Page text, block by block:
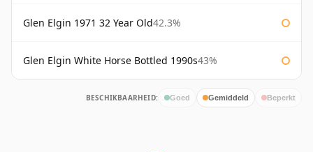
Glen Elgin 1971 32 Year Old42.3%
Glen Elgin White Horse Bottled 1990s43%
BESCHIKBAARHEID: Goed Gemiddeld Beperkt